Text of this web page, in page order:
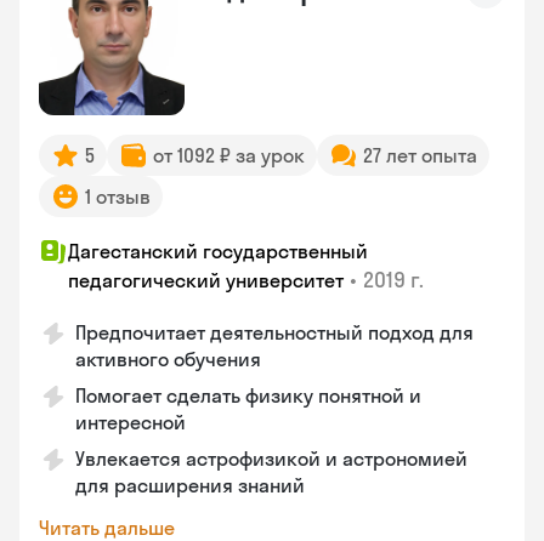
5 от 1092 ₽ за урок
27 лет опыта
1 отзыв
Дагестанский государственный
педагогический университет • 2019 г.
Предпочитает деятельностный подход для
активного обучения
Помогает сделать физику понятной и
интересной
Увлекается астрофизикой и астрономией
для расширения знаний
Читать дальше